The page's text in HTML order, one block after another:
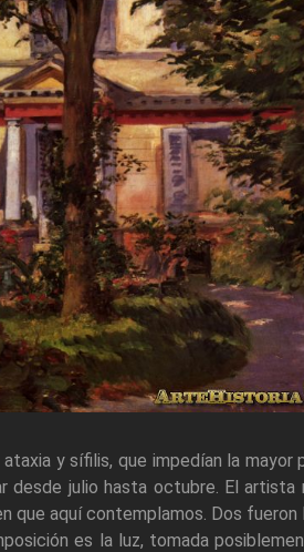
y sífilis, que impedían la
desde julio hasta octubre. El
que aquí contemplamos. Dos fueron
es la luz, tomada